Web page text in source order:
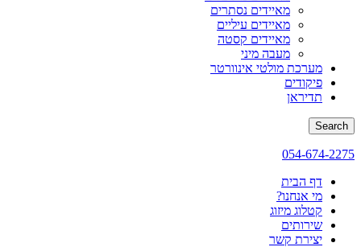
מאיידים נסתרים
מאיידים עיליים
מאיידים קסטה
מעבה מיני
מערכת מולטי אינוורטר
פיקודים
תדיראן
Search
054-674-2275
דף הבית
מי אנחנו?
קטלוג מיזוג
שירותים
יצירת קשר